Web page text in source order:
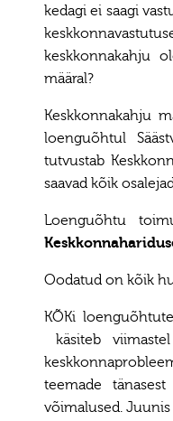
kedagi ei saagi
keskkonnakahju
määral?
Keskkonnakahju
loenguõhtul
tutvustab
saavad kõik
Loenguõhtu
Oodatud on kõik
KÕKi
käsiteb
teemade
võimalused.